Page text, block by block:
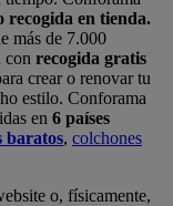
recogida en tienda.
más de 7.000
con recogida gratis
crear o renovar tu
estilo. Conforama
en 6 países
baratos, colchones
o, físicamente,